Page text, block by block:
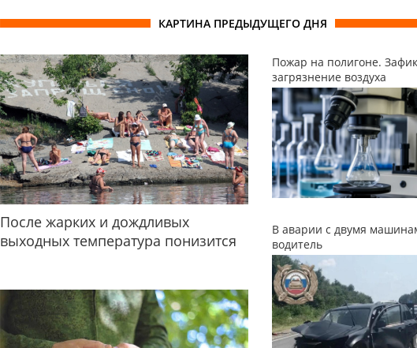
КАРТИНА ПРЕДЫДУЩЕГО ДНЯ
После жарких и дождливых
выходных температура понизится
Пожар на полигоне.
загрязнение воздуха
В аварии с двумя
водитель